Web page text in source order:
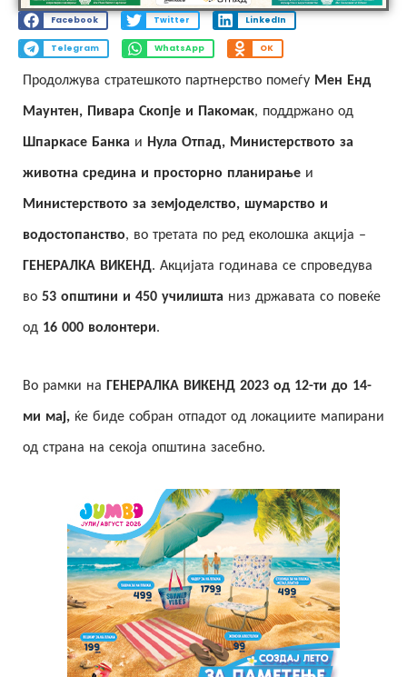
Facebook Twitter LinkedIn
Telegram WhatsApp OK
Продолжува стратешкото партнерство помеѓу Мен Енд
Маунтен, Пивара Скопје и Пакомак, поддржано од
Шпаркасе Банка и Нула Отпад, Министерството за
животна средина и просторно планирање и
Министерството за земјоделство, шумарство и
водостопанство, во третата по ред еколошка акција –
ГЕНЕРАЛКА ВИКЕНД. Акцијата годинава се спроведува
во 53 општини и 450 училишта низ државата со повеќе
од 16 000 волонтери.
Во рамки на ГЕНЕРАЛКА ВИКЕНД 2023 од 12-ти до 14-
ми мај, ќе биде собран отпадот од локациите мапирани
од страна на секоја општина засебно.